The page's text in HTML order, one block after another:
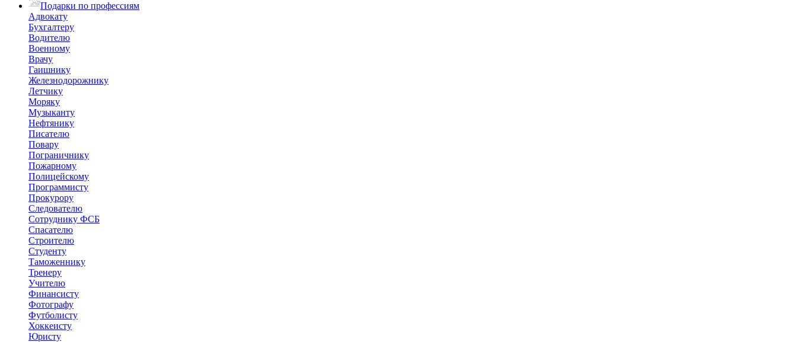
Подарки по профессиям
Адвокату
Бухгалтеру
Водителю
Военному
Врачу
Гаишнику
Железнодорожнику
Летчику
Моряку
Музыканту
Нефтянику
Писателю
Повару
Пограничнику
Пожарному
Полицейскому
Программисту
Прокурору
Следователю
Сотруднику ФСБ
Спасателю
Строителю
Студенту
Таможеннику
Тренеру
Учителю
Финансисту
Фотографу
Футболисту
Хоккеисту
Юристу